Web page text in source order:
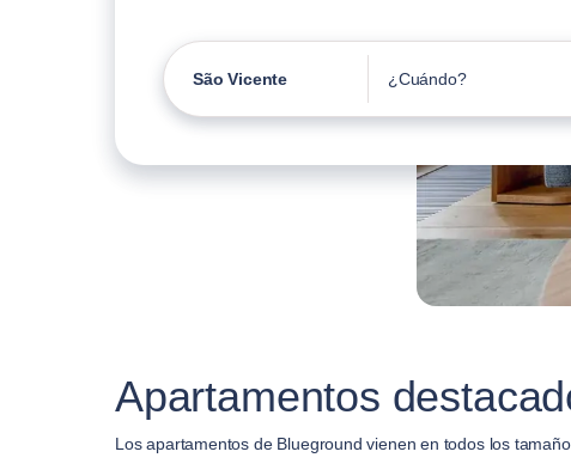
São Vicente ¿Cuándo?
Apartamentos
Los apartamentos de Blueground vienen en todos los